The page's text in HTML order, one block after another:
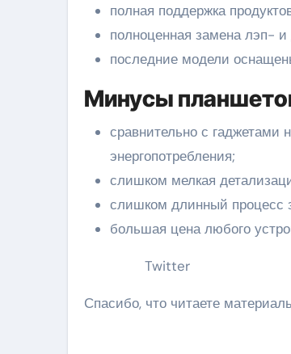
полная поддержка
полноценная замена лэп- и
последние модели
Минусы
сравнительно с
энергопотребления;
слишком мелкая
слишком длинный процесс
большая цена любого
Twitter
Спасибо, что читаете